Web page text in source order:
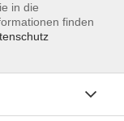
in die
finden